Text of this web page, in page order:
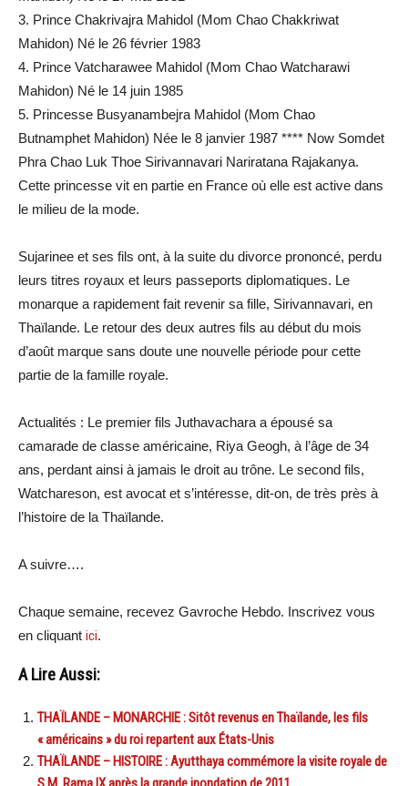
3. Prince Chakrivajra Mahidol (Mom Chao Chakkriwat
Mahidon) Né le 26 février 1983
4. Prince Vatcharawee Mahidol (Mom Chao Watcharawi
Mahidon) Né le 14 juin 1985
5. Princesse Busyanambejra Mahidol (Mom Chao
Butnamphet Mahidon) Née le 8 janvier 1987 **** Now Somdet
Phra Chao Luk Thoe Sirivannavari Nariratana Rajakanya.
Cette princesse vit en partie en France où elle est active dans
le milieu de la mode.
Sujarinee et ses fils ont, à la suite du divorce prononcé, perdu
leurs titres royaux et leurs passeports diplomatiques. Le
monarque a rapidement fait revenir sa fille, Sirivannavari, en
Thaïlande. Le retour des deux autres fils au début du mois
d’août marque sans doute une nouvelle période pour cette
partie de la famille royale.
Actualités : Le premier fils Juthavachara a épousé sa
camarade de classe américaine, Riya Geogh, à l’âge de 34
ans, perdant ainsi à jamais le droit au trône. Le second fils,
Watchareson, est avocat et s’intéresse, dit-on, de très près à
l’histoire de la Thaïlande.
A suivre….
Chaque semaine, recevez Gavroche Hebdo. Inscrivez vous
en cliquant ici.
A Lire Aussi:
THAÏLANDE – MONARCHIE : Sitôt revenus en Thaïlande, les fils
« américains » du roi repartent aux États-Unis
THAÏLANDE – HISTOIRE : Ayutthaya commémore la visite royale de